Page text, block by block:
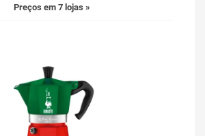
Preços em 7 lojas »